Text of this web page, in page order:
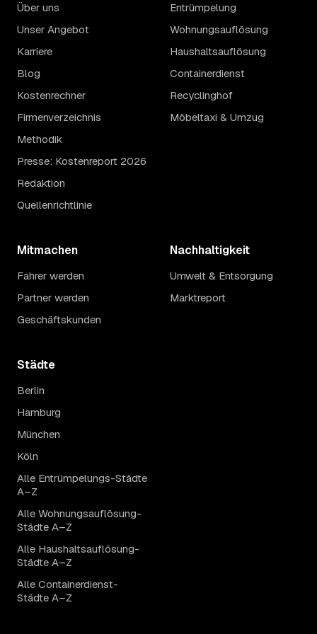
Über uns
Unser Angebot
Karriere
Blog
Kostenrechner
Firmenverzeichnis
Methodik
Presse: Kostenreport 2026
Redaktion
Quellenrichtlinie
Entrümpelung
Wohnungsauflösung
Haushaltsauflösung
Containerdienst
Recyclinghof
Möbeltaxi & Umzug
Mitmachen
Fahrer werden
Partner werden
Geschäftskunden
Nachhaltigkeit
Umwelt & Entsorgung
Marktreport
Städte
Berlin
Hamburg
München
Köln
Alle Entrümpelungs-Städte
A–Z
Alle Wohnungsauflösung-
Städte A–Z
Alle Haushaltsauflösung-
Städte A–Z
Alle Containerdienst-
Städte A–Z